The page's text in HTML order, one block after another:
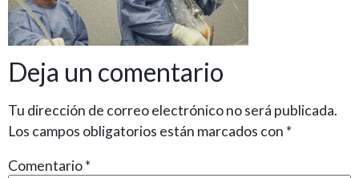
Deja un comentario
Tu dirección de correo electrónico no será publicada.
Los campos obligatorios están marcados con *
Comentario*